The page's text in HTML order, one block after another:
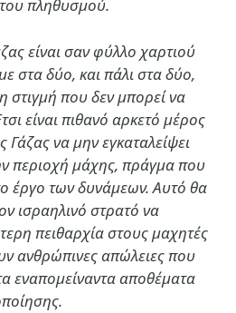
πληθυσμού.
είναι σαν φύλλο χαρτιού
στα δύο, και πάλι στα δύο,
στιγμή που δεν μπορεί να
είναι πιθανό αρκετό μέρος
Γάζας να μην εγκαταλείψει
περιοχή μάχης, πράγμα που
έργο των δυνάμεων. Αυτό θα
ισραηλινό στρατό να
πειθαρχία στους μαχητές
ανθρώπινες απώλειες που
εναπομείναντα αποθέματα